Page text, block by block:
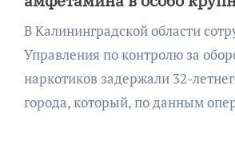
В Калининградской области сотрудники
Управления по контролю за
наркотиков задержали 32-
города, который, по данным